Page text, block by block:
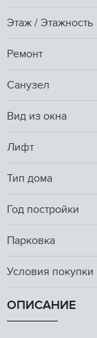
Этаж / Этажность
Ремонт
Санузел
Вид из окна
Лифт
Тип дома
Год постройки
Парковка
Условия покупки
ОПИСАНИЕ